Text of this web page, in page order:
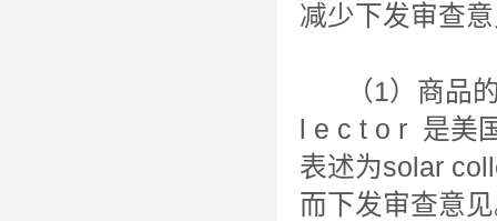
减少下发审查
（1）商品的
l e c t o r 是美
表述为solar
而下发审查意